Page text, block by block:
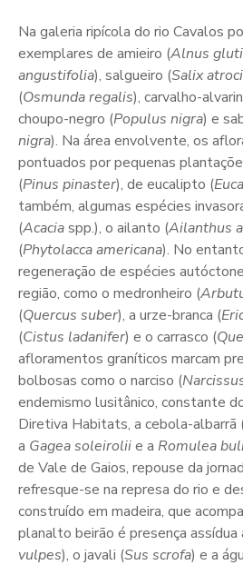
Na galeria ripícola do rio Cavalos
exemplares de amieiro (Alnus
angustifolia), salgueiro (Salix
(Osmundaregalis), carvalho-
choupo-negro (Populus nigra) e
nigra). Na área envolvente, os
pontuados por pequenas
(Pinus pinaster), de eucalipto (
também, algumas espécies
(Acaciaspp.), o ailanto (Ailanthus
(Phytolacca americana). No
regeneração de espécies
região, como o medronheiro (
(Quercus suber), a urze-branca (
(Cistus ladanifer) e o carrasco (
afloramentos graníticos marcam
bolbosas como o narciso (
endemismo lusitânico, constante
Diretiva Habitats, a cebola-albarrã
a Gagea soleiroliie a Romulea
de Vale de Gaios, repouse da
refresque-se na represa do rio e
construído em madeira, que
planalto beirão é presença assídua
vulpes), o javali (Sus scrofa) e a